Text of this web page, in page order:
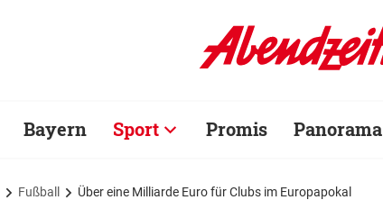
Bayern Sport Promis Panorama
Fußball Über eine Milliarde Euro für Clubs im Europapokal